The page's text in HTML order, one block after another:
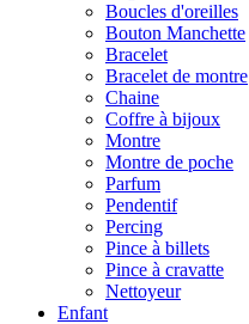
Boucles d'oreilles
Bouton Manchette
Bracelet
Bracelet de montre
Chaine
Coffre à bijoux
Montre
Montre de poche
Parfum
Pendentif
Percing
Pince à billets
Pince à cravatte
Nettoyeur
Enfant